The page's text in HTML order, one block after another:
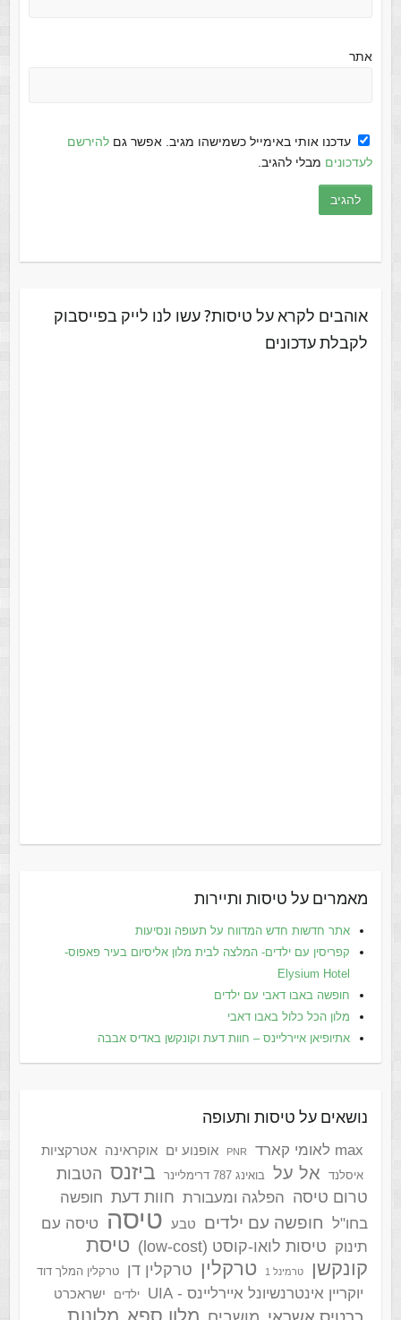
אתר
עדכנו אותי באימייל כשמישהו מגיב. אפשר גם להירשם
לעדכונים מבלי להגיב.
אוהבים לקרא על טיסות? עשו לנו לייק בפייסבוק
לקבלת עדכונים
מאמרים על טיסות ותיירות
אתר חדשות חדש המדווח על תעופה ונסיעות
קפריסין עם ילדים- המלצה לבית מלון אליסיום בעיר פאפוס-
Elysium Hotel
חופשה באבו דאבי עם ילדים
מלון הכל כלול באבו דאבי
אתיופיאן איירליינס – חוות דעת וקונקשן באדיס אבבה
נושאים על טיסות ותעופה
max לאומי קארד PNR אופנוע ים אוקראינה אטרקציות
איסלנד אל על בואינג 787 דרימליינר ביזנס הטבות
טרום טיסה
הפלגה ומעבורת חוות דעת חופשה
בחו"ל
חופשה עם ילדים טבע טיסה
טיסה עם
תינוק
טיסות לואו-קוסט (low-cost)
טיסת
קונקשן
טרמינל 1 טרקלין טרקלין דן טרקלין המלך דוד
יוקריין אינטרנשיונל איירליינס - UIA ילדים ישראכרט